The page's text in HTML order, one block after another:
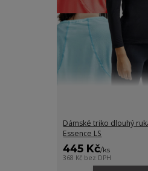
Dámské triko dlouhý
Essence LS
445 Kč/ks
368 Kč bez DPH